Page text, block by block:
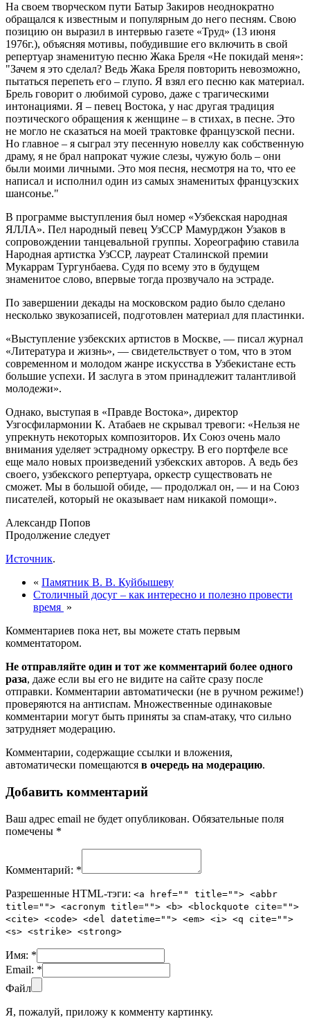
На своем творческом пути Батыр Закиров неоднократно
обращался к известным и популярным до него песням. Свою
позицию он выразил в интервью газете «Труд» (13 июня
1976г.), объясняя мотивы, побудившие его включить в свой
репертуар знаменитую песню Жака Бреля «Не покидай меня»:
Зачем я это сделал? Ведь Жака Бреля повторить невозможно,
пытаться перепеть его – глупо. Я взял его песню как материал.
Брель говорит о любимой сурово, даже с трагическими
интонациями. Я – певец Востока, у нас другая традиция
поэтического обращения к женщине – в стихах, в песне. Это
не могло не сказаться на моей трактовке французской песни.
Но главное – я сыграл эту песенную новеллу как собственную
драму, я не брал напрокат чужие слезы, чужую боль – они
были моими личными. Это моя песня, несмотря на то, что ее
написал и исполнил один из самых знаменитых французских
шансонье.
В программе выступления был номер «Узбекская народная
ЯЛЛА». Пел народный певец УзССР Мамурджон Узаков в
сопровождении танцевальной группы. Хореографию ставила
Народная артистка УзССР, лауреат Сталинской премии
Мукаррам Тургунбаева. Судя по всему это в будущем
знаменитое слово, впервые тогда прозвучало на эстраде.
По завершении декады на московском радио было сделано
несколько звукозаписей, подготовлен материал для пластинки.
«Выступление узбекских артистов в Москве, — писал журнал
«Литература и жизнь», — свидетельствует о том, что в этом
современном и молодом жанре искусства в Узбекистане есть
большие успехи. И заслуга в этом принадлежит талантливой
молодежи».
Однако, выступая в «Правде Востока», директор
Узгосфилармонии К. Атабаев не скрывал тревоги: «Нельзя не
упрекнуть некоторых композиторов. Их Союз очень мало
внимания уделяет эстрадному оркестру. В его портфеле все
еще мало новых произведений узбекских авторов. А ведь без
своего, узбекского репертуара, оркестр существовать не
сможет. Мы в большой обиде, — продолжал он, — и на Союз
писателей, который не оказывает нам никакой помощи».
Александр Попов
Продолжение следует
Источник.
« Памятник В. В. Куйбышеву
Столичный досуг – как интересно и полезно провести
время »
Комментариев пока нет, вы можете стать первым
комментатором.
Не отправляйте один и тот же комментарий более одного
раза, даже если вы его не видите на сайте сразу после
отправки. Комментарии автоматически (не в ручном режиме!)
проверяются на антиспам. Множественные одинаковые
комментарии могут быть приняты за спам-атаку, что сильно
затрудняет модерацию.
Комментарии, содержащие ссылки и вложения,
автоматически помещаются в очередь на модерацию.
Добавить комментарий
Ваш адрес email не будет опубликован. Обязательные поля
помечены *
Комментарий: *
Разрешенные HTML-тэги: <a href="" title=""> <abbr
title=""> <acronym title=""> <b> <blockquote cite="">
<cite> <code> <del datetime=""> <em> <i> <q cite="">
<s> <strike> <strong>
Имя: *
Email: *
Файл
Я, пожалуй, приложу к комменту картинку.